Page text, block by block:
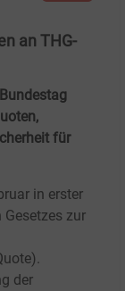
an THG-
für
in erster
zur
der